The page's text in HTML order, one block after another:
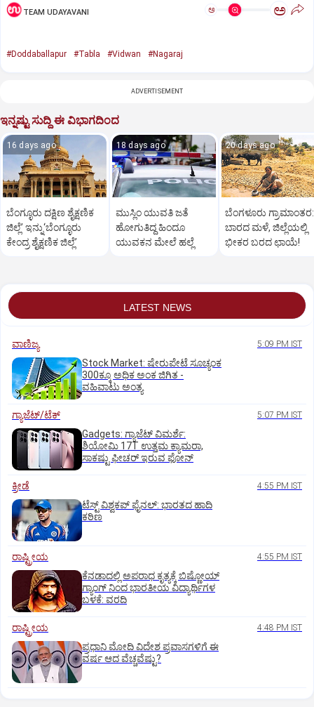
TEAM UDAYAVANI ಅ ಅ
#Doddaballapur #Tabla #Vidwan #Nagaraj
ADVERTISEMENT
ಇನ್ನಷ್ಟು ಸುದ್ದಿ ಈ ವಿಭಾಗದಿಂದ
16 days ago
ಬೆಂಗ್ಳೂರು ದಕ್ಷಿಣ ಶೈಕ್ಷಣಿಕ
ಜಿಲ್ಲೆ’ ಇನ್ನು‘ಬೆಂಗ್ಳೂರು
ಕೇಂದ್ರ ಶೈಕ್ಷಣಿಕ ಜಿಲ್ಲೆ’
18 days ago
ಮುಸ್ಲಿಂ ಯುವತಿ ಜತೆ
ಹೋಗುತಿದ್ದ ಹಿಂದೂ
ಯುವಕನ ಮೇಲೆ ಹಲ್ಲೆ
20 days ago
ಬೆಂಗಳೂರು ಗ್ರಾಮಾಂತರ:
ಬಾರದ ಮಳೆ, ಜಿಲ್ಲೆಯಲ್ಲಿ
ಭೀಕರ ಬರದ ಛಾಯೆ!
LATEST NEWS
ವಾಣಿಜ್ಯ 5:09 PM IST
Stock Market: ಷೇರುಪೇಟೆ ಸೂಚ್ಯಂಕ
300ಕ್ಕೂ ಅಧಿಕ ಅಂಕ ಜಿಗಿತ -
ವಹಿವಾಟು ಅಂತ್ಯ
ಗ್ಯಾಜೆಟ್/ಟೆಕ್ 5:07 PM IST
Gadgets: ಗ್ಯಾಜೆಟ್ ವಿಮರ್ಶೆ:
ಶಿಯೋಮಿ 17T ಉತ್ತಮ ಕ್ಯಾಮರಾ,
ಸಾಕಷ್ಟು ಫೀಚರ್ ಇರುವ ಫೋನ್
ಕ್ರೀಡೆ 4:55 PM IST
ಟೆಸ್ಟ್ ವಿಶ್ವಕಪ್‌ ಫೈನಲ್‌: ಭಾರತದ ಹಾದಿ
ಕಠಿಣ
ರಾಷ್ಟ್ರೀಯ 4:55 PM IST
ಕೆನಡಾದಲ್ಲಿ ಅಪರಾಧ ಕೃತ್ಯಕ್ಕೆ ಬಿಷ್ಣೋಯ್
ಗ್ಯಾಂಗ್ ನಿಂದ ಭಾರತೀಯ ವಿದ್ಯಾರ್ಥಿಗಳ
ಬಳಕೆ: ವರದಿ
ರಾಷ್ಟ್ರೀಯ 4:48 PM IST
ಪ್ರಧಾನಿ ಮೋದಿ ವಿದೇಶ ಪ್ರವಾಸಗಳಿಗೆ ಈ
ವರ್ಷ ಆದ ವೆಚ್ಚವೆಷ್ಟು?